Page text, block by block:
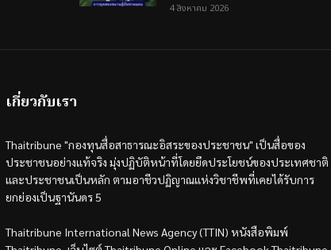
4 สิงหาคม 2026
เกี่ยวกับเรา
Thaitribune "กองทุนสื่อสาธารณะอิสระของประชาชน" เป็นสื่อของ
ประชาชนอย่างแท้จริง มุ่งปฏิบัติหน้าที่โดยยึดประโยชน์ของประเทศชาติ
และประชาชนเป็นหลัก ตามอาชีวปฏิญาณแห่งวิชาชีพที่เคยได้รับการ
ยกย่องเป็นฐานันดร 5
Thaitribune International News Agency (TTIN) หนังสือพิมพ์